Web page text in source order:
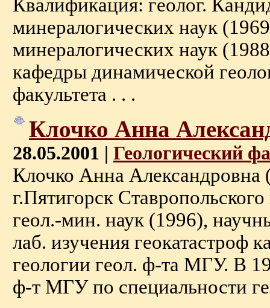
Квалификация: геолог.
минералогических наук
минералогических наук
кафедры динамической
факультета . . .
Клочко Анна
28.05.2001 | Геологический
Клочко Анна Александровна
г.Пятигорск
геол.-мин. наук (1996),
лаб. изучения геокатастроф
геологии геол. ф-та МГУ. В
ф-т МГУ по специальности